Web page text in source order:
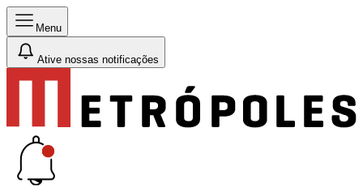
Menu
Ative nossas notificações